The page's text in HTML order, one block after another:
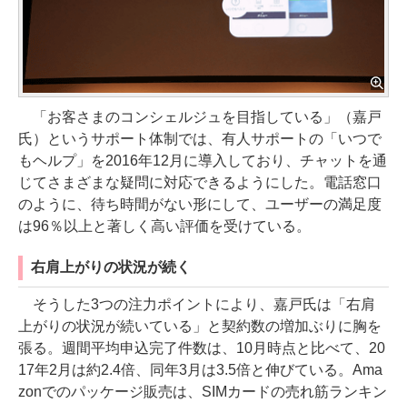
「お客さまのコンシェルジュを目指している」（嘉戸
氏）というサポート体制では、有人サポートの「いつで
もヘルプ」を2016年12月に導入しており、チャットを通
じてさまざまな疑問に対応できるようにした。電話窓口
のように、待ち時間がない形にして、ユーザーの満足度
は96％以上と著しく高い評価を受けている。
右肩上がりの状況が続く
そうした3つの注力ポイントにより、嘉戸氏は「右肩
上がりの状況が続いている」と契約数の増加ぶりに胸を
張る。週間平均申込完了件数は、10月時点と比べて、20
17年2月は約2.4倍、同年3月は3.5倍と伸びている。Ama
zonでのパッケージ販売は、SIMカードの売れ筋ランキン